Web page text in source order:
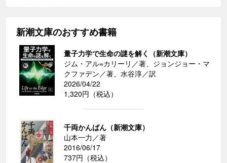
新潮文庫のおすすめ書籍
量子力学で生命の謎を解く（新潮文庫）
ジム・アル=カリーリ／著、ジョンジョー・マ
クファデン／著、水谷淳／訳
2026/04/22
1,320円（税込）
千両かんばん（新潮文庫）
山本一力／著
2016/06/17
737円（税込）